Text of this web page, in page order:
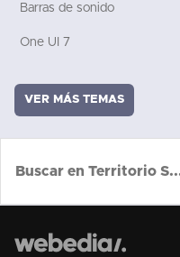
Barras de sonido
One UI 7
VER MÁS TEMAS